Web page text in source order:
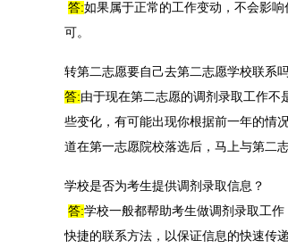
答:如果属于正常的工作变动，不会影
可。
转第二志愿要自己去第二志愿学校联系
答:由于现在第二志愿的调剂录取工作
些变化，有可能出现你根据前一年的情
道在第一志愿院校落选后，马上与第二
学校是否为考生提供调剂录取信息？
答:学校一般都帮助考生做调剂录取工
快捷的联系方法，以保证信息的快速传递